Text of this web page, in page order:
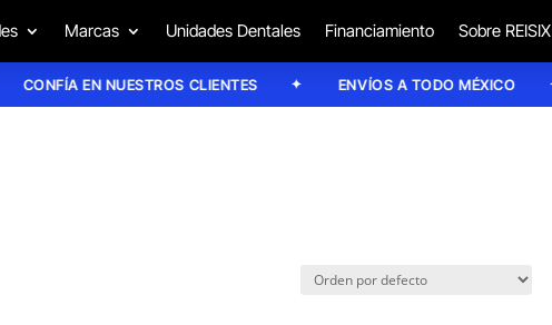
Marcas Unidades Dentales Financiamiento Sobre REISIX
CONFÍA EN NUESTROS CLIENTES ENVÍOS A TODO MÉXICO